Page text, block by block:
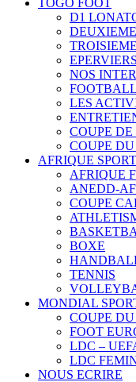
TOGO FOOT
D1
NOS
LES
COUPE
COUPE
AFRIQUE
AFRIQUE
ANEDD-
COUPE
BOXE
TENNIS
MONDIAL
COUPE
FOOT
LDC –
LDC
NOUS ECRIRE